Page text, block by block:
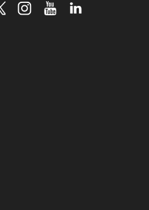
robótica FIRST 2026! (video)